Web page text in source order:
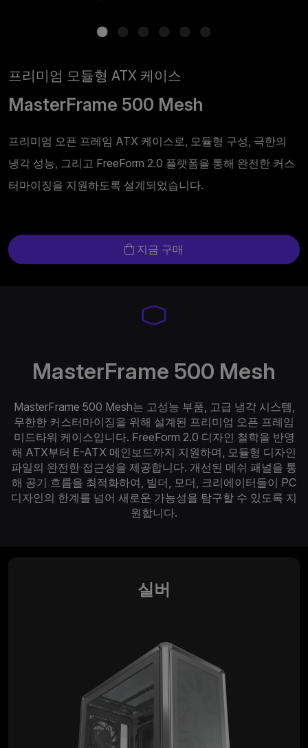
프리미엄 모듈형 ATX 케이스
MasterFrame 500 Mesh
프리미엄 오픈 프레임 ATX 케이스로, 모듈형 구성, 극한의
냉각 성능, 그리고 FreeForm 2.0 플랫폼을 통해 완전한 커스
터마이징을 지원하도록 설계되었습니다.
지금 구매
MasterFrame 500 Mesh
MasterFrame 500 Mesh는 고성능 부품, 고급 냉각 시스템,
무한한 커스터마이징을 위해 설계된 프리미엄 오픈 프레임
미드타워 케이스입니다. FreeForm 2.0 디자인 철학을 반영
해 ATX부터 E-ATX 메인보드까지 지원하며, 모듈형 디자인
파일의 완전한 접근성을 제공합니다. 개선된 메쉬 패널을 통
해 공기 흐름을 최적화하여, 빌더, 모더, 크리에이터들이 PC
디자인의 한계를 넘어 새로운 가능성을 탐구할 수 있도록 지
원합니다.
실버